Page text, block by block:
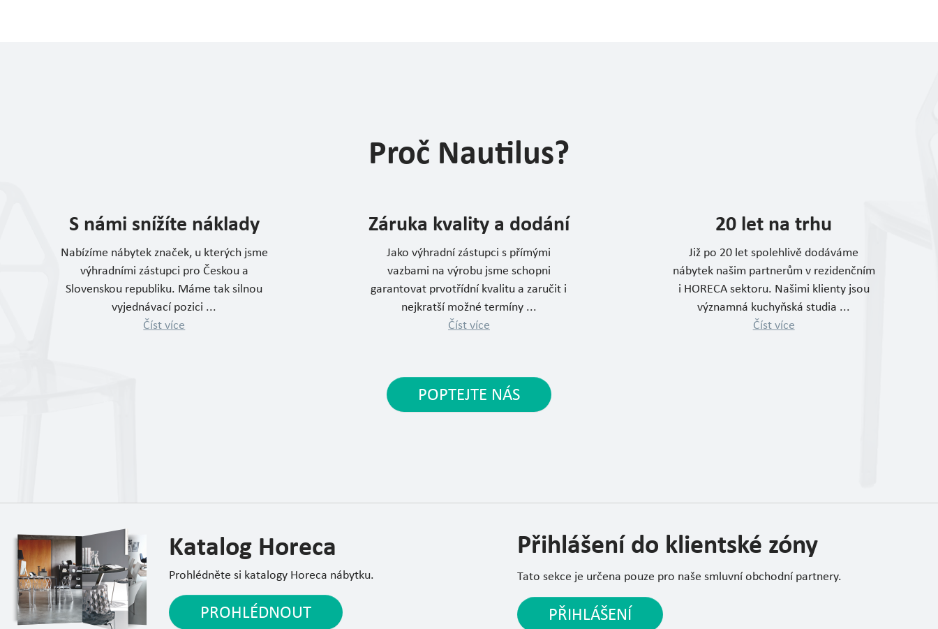
Proč Nautilus?
S námi snížíte náklady
Nabízíme nábytek značek, u kterých jsme
výhradními zástupci pro Českou a
Slovenskou republiku. Máme tak silnou
vyjednávací pozici ...
Číst více
Záruka kvality a dodání
Jako výhradní zástupci s přímými
vazbami na výrobu jsme schopni
garantovat prvotřídní kvalitu a zaručit i
nejkratší možné termíny ...
Číst více
20 let na trhu
Již po 20 let spolehlivě dodáváme
nábytek našim partnerům v rezidenčním
i HORECA sektoru. Našimi klienty jsou
významná kuchyňská studia ...
Číst více
POPTEJTE NÁS
Katalog Horeca
Prohlédněte si katalogy Horeca nábytku.
PROHLÉDNOUT
Přihlášení do klientské zóny
Tato sekce je určena pouze pro naše smluvní obchodní partnery.
PŘIHLÁŠENÍ